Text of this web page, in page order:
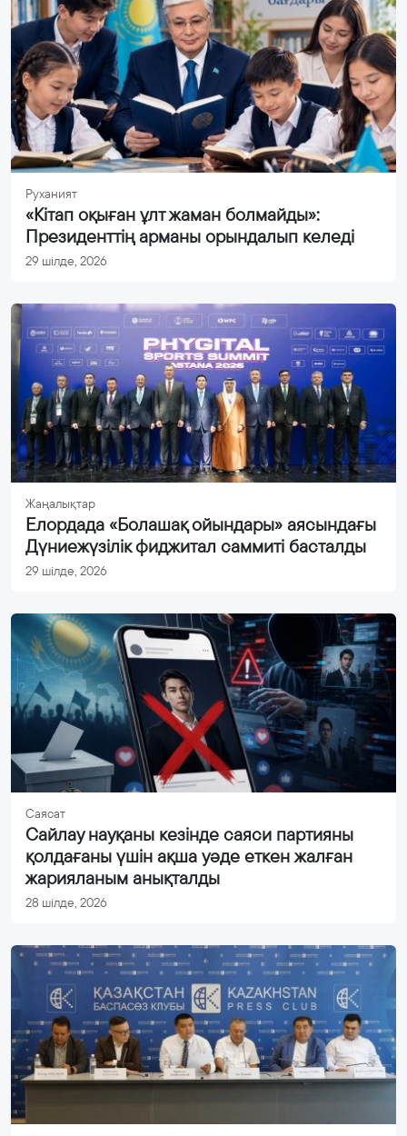
Руханият
«Кітап оқыған ұлт жаман болмайды»:
Президенттің арманы орындалып келеді
29 шілде, 2026
Жаңалықтар
Елордада «Болашақ ойындары» аясындағы
Дүниежүзілік фиджитал саммиті басталды
29 шілде, 2026
Саясат
Сайлау науқаны кезінде саяси партияны
қолдағаны үшін ақша уәде еткен жалған
жарияланым анықталды
28 шілде, 2026